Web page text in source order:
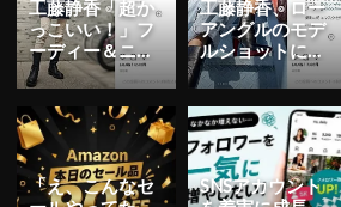
工藤静香「超か
っこいい！」フ
ーディー＆ニッ
ト帽でストリー
トテイストな私
服姿を公開...
工藤静香、ロー
アングルのモデ
ルショットに反
響！ジャケット
×デニムの私服
姿を公開
「え、こんなセ
SNSアカウント